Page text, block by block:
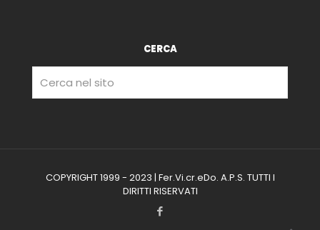
CERCA
COPYRIGHT 1999 - 2023 | Fer.Vi.cr.eDo. A.P.S. TUTTI I
DIRITTI RISERVATI